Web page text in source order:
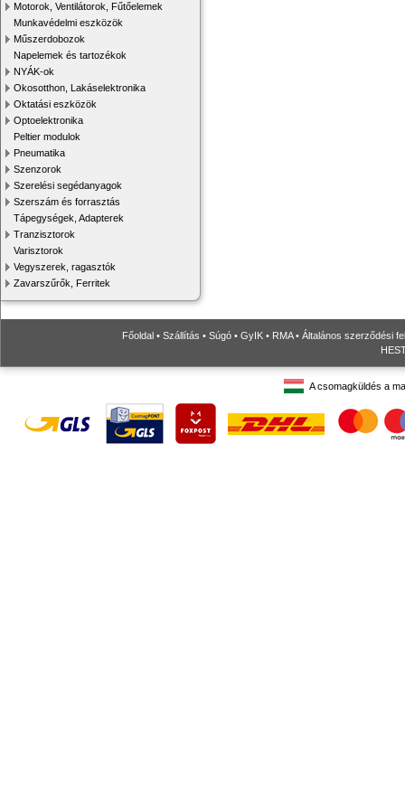
Motorok, Ventilátorok, Fűtőelemek
Munkavédelmi eszközök
Műszerdobozok
Napelemek és tartozékok
NYÁK-ok
Okosotthon, Lakáselektronika
Oktatási eszközök
Optoelektronika
Peltier modulok
Pneumatika
Szenzorok
Szerelési segédanyagok
Szerszám és forrasztás
Tápegységek, Adapterek
Tranzisztorok
Varisztorok
Vegyszerek, ragasztók
Zavarszűrők, Ferritek
Főoldal • Szállítás • Súgó • GyIK • RMA• Általános szerződési
A csomagküldés a